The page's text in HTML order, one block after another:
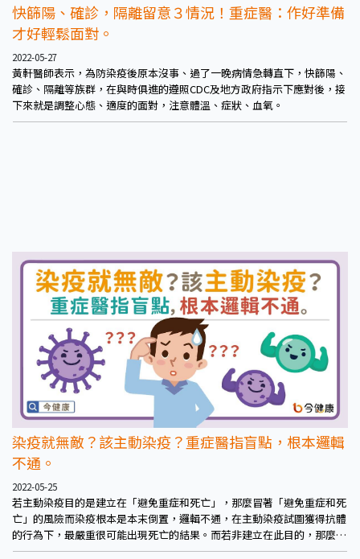
快篩陽、確診，隔離留意３情況！重症醫：作好準備
才好輕鬆面對。
2022-05-27
黃軒醫師表示，為防染疫後原本沒事、過了一晚病情急轉直下，快篩陽、
確診、隔離等族群，在與時俱進的遵照CDC及地方政府指示下應對後，接
下來就是調整心態、適度的面對，注意體溫、症狀、血氧。
染疫就無敵？該主動染疫？重症醫指盲點，根本邏輯
不通。
2022-05-25
若主動染疫目的是建立在「避免重症和死亡」，那麼冒著「避免重症和死
亡」的風險而染疫根本是本末倒置，邏輯不通，在主動染疫試圖獲得抗體
的行為下，最嚴重很可能出現死亡的結果。而若非建立在此目的，那麼也
不必主動染疫。